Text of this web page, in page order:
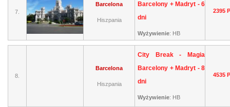
7.
Barcelona
Hiszpania
Barcelony + Madryt - 6
dni
Wyżywienie: HB
2395
8.
Barcelona
Hiszpania
City Break - Magia
Barcelony + Madryt - 8
dni
Wyżywienie: HB
4535